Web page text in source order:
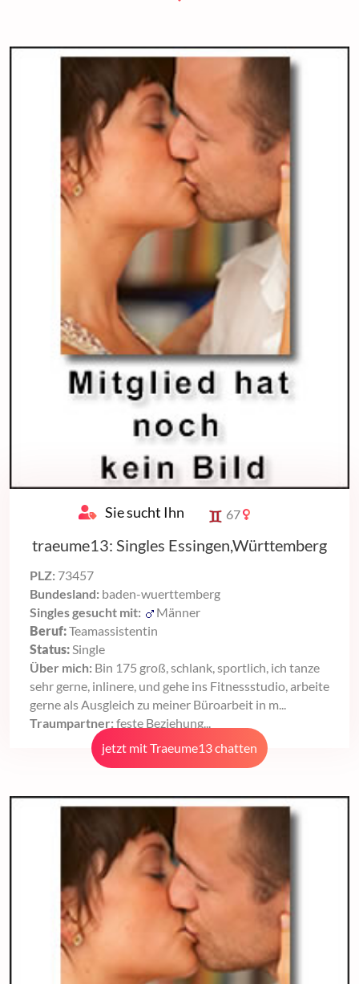
Sie sucht Ihn 67
traeume13: Singles Essingen,Württemberg
PLZ: 73457
Bundesland: baden-wuerttemberg
Singles gesucht mit:
Männer
Beruf:Teamassistentin
Status:Single
Über mich: Bin 175 groß, schlank, sportlich, ich tanze
sehr gerne, inlinere, und gehe ins Fitnessstudio, arbeite
gerne als Ausgleich zu meiner Büroarbeit in m...
Traumpartner: feste Beziehung...
jetzt mit Traeume13 chatten